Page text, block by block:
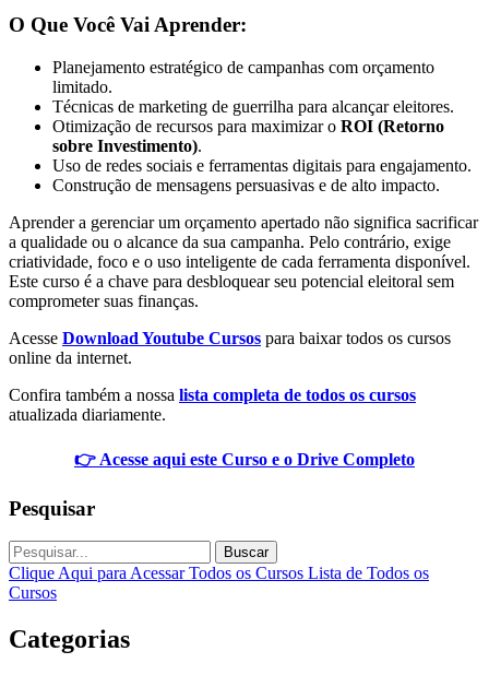
O Que Você Vai Aprender:
Planejamento estratégico de campanhas com orçamento
limitado.
Técnicas de marketing de guerrilha para alcançar eleitores.
Otimização de recursos para maximizar o ROI (Retorno
sobre Investimento).
Uso de redes sociais e ferramentas digitais para engajamento.
Construção de mensagens persuasivas e de alto impacto.
Aprender a gerenciar um orçamento apertado não significa sacrificar
a qualidade ou o alcance da sua campanha. Pelo contrário, exige
criatividade, foco e o uso inteligente de cada ferramenta disponível.
Este curso é a chave para desbloquear seu potencial eleitoral sem
comprometer suas finanças.
Acesse Download Youtube Cursos para baixar todos os cursos
online da internet.
Confira também a nossa lista completa de todos os cursos
atualizada diariamente.
👉 Acesse aqui este Curso e o Drive Completo
Pesquisar
Buscar
Clique Aqui para Acessar Todos os Cursos Lista de Todos os
Cursos
Categorias